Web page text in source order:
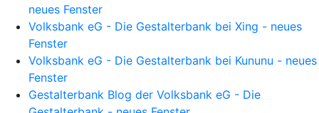
neues Fenster
Volksbank eG - Die Gestalterbank bei Xing - neues
Fenster
Volksbank eG - Die Gestalterbank bei Kununu - neues
Fenster
Gestalterbank Blog der Volksbank eG - Die